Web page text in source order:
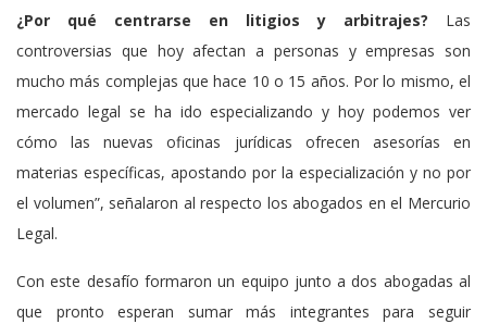
¿Por qué centrarse en litigios y arbitrajes? Las
controversias que hoy afectan a personas y empresas son
mucho más complejas que hace 10 o 15 años. Por lo mismo, el
mercado legal se ha ido especializando y hoy podemos ver
cómo las nuevas oficinas jurídicas ofrecen asesorías en
materias específicas, apostando por la especialización y no por
el volumen”, señalaron al respecto los abogados en el Mercurio
Legal.
Con este desafío formaron un equipo junto a dos abogadas al
que pronto esperan sumar más integrantes para seguir